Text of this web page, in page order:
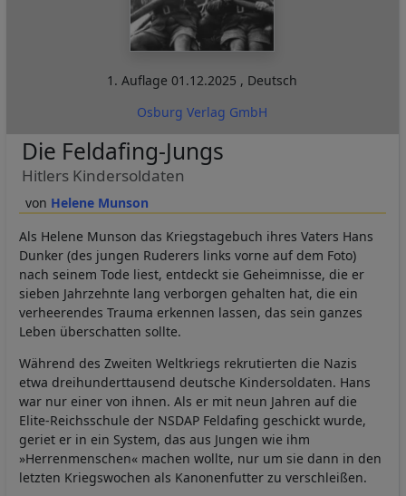
1. Auflage01.12.2025 , Deutsch
Osburg Verlag GmbH
Helene Munson
Die Feldafing-Jungs
Hitlers Kindersoldaten
Als Helene Munson das Kriegstagebuch ihres Vaters Hans
Dunker (des jungen Ruderers links vorne auf dem Foto)
nach seinem Tode liest, entdeckt sie Geheimnisse, die er
sieben Jahrzehnte lang verborgen gehalten hat, die ein
verheerendes Trauma erkennen lassen, das sein ganzes
Leben überschatten sollte.
Während des Zweiten Weltkriegs rekrutierten die Nazis
etwa dreihunderttausend deutsche Kindersoldaten. Hans
war nur einer von ihnen. Als er mit neun Jahren auf die
Elite-Reichsschule der NSDAP Feldafing geschickt wurde,
geriet er in ein System, das aus Jungen wie ihm
»Herrenmenschen« machen wollte, nur um sie dann in den
letzten Kriegswochen als Kanonenfutter zu verschleißen.